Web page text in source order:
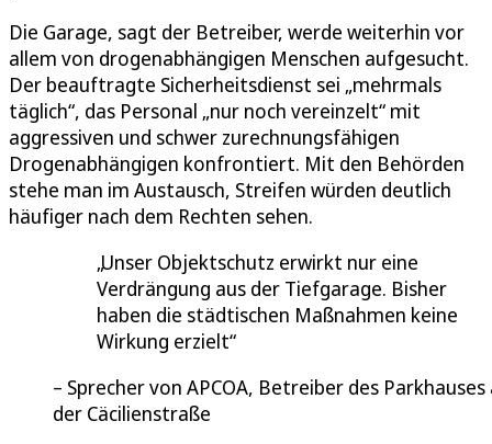
Die Garage, sagt der Betreiber, werde weiterhin vor
allem von drogenabhängigen Menschen aufgesucht.
Der beauftragte Sicherheitsdienst sei „mehrmals
täglich“, das Personal „nur noch vereinzelt“ mit
aggressiven und schwer zurechnungsfähigen
Drogenabhängigen konfrontiert. Mit den Behörden
stehe man im Austausch, Streifen würden deutlich
häufiger nach dem Rechten sehen.
Unser Objektschutz erwirkt nur eine
Verdrängung aus der Tiefgarage. Bisher
haben die städtischen Maßnahmen keine
Wirkung erzielt
Sprecher von APCOA, Betreiber des Parkhauses
der Cäcilienstraße